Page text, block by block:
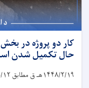
کار دو پروژه در
حال تکمیل شدن
۱۴۴۸/۲/۱۹هـ ق مطابق